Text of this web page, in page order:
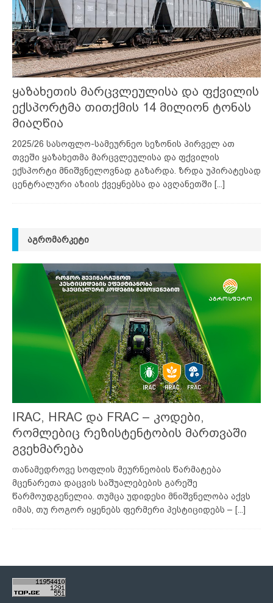
ყაზახეთის მარცვლეულისა და ფქვილის
ექსპორტმა თითქმის 14 მილიონ ტონას
მიაღწია
2025/26 სასოფლო-სამეურნეო სეზონის პირველ ათ
თვეში ყაზახეთმა მარცვლეულისა და ფქვილის
ექსპორტი მნიშვნელოვნად გაზარდა. ზრდა უპირატესად
ცენტრალური აზიის ქვეყნებსა და ავღანეთში [...]
ᲐᲒᲠᲝᲛᲐᲠᲙᲔᲢᲘ
IRAC, HRAC და FRAC – კოდები,
რომლებიც რეზისტენტობის მართვაში
გვეხმარება
თანამედროვე სოფლის მეურნეობის წარმატება
მცენარეთა დაცვის საშუალებების გარეშე
წარმოუდგენელია. თუმცა უდიდესი მნიშვნელობა აქვს
იმას, თუ როგორ იყენებს ფერმერი პესტიციდებს – [...]